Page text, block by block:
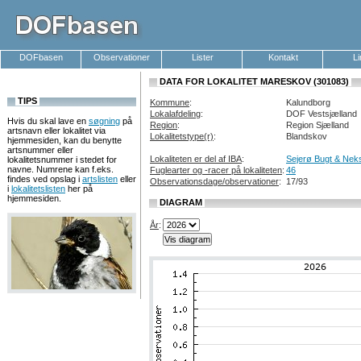
DOFbasen Observationer Lister Kontakt
TIPS
Hvis du skal lave en søgning på
artsnavn eller lokalitet via
hjemmesiden, kan du benytte
artsnummer eller
lokalitetsnummer i stedet for
navne. Numrene kan f.eks.
findes ved opslag i artslisten eller
i lokalitetslisten her på
hjemmesiden.
DATA FOR LOKALITET MARESKOV (301083)
Kommune:
Kalundborg
Lokalafdeling:
DOF Vestsjælland
Region:
Region Sjælland
Lokalitetstype(r): Blandskov
Lokaliteten er del af IBA:
Sejerø Bugt &
Fuglearter og -racer på lokaliteten: 46
Observationsdage/observationer: 17/93
DIAGRAM
År: